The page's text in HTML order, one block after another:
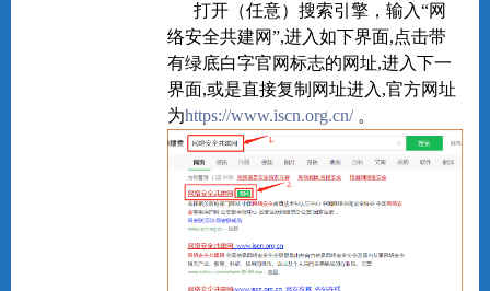
打开（任意）搜索引擎，输入“网
络安全共建网”,进入如下界面,点击带
有绿底白字官网标志的网址,进入下一
界面,或是直接复制网址进入,官方网址
为https://www.iscn.org.cn/。